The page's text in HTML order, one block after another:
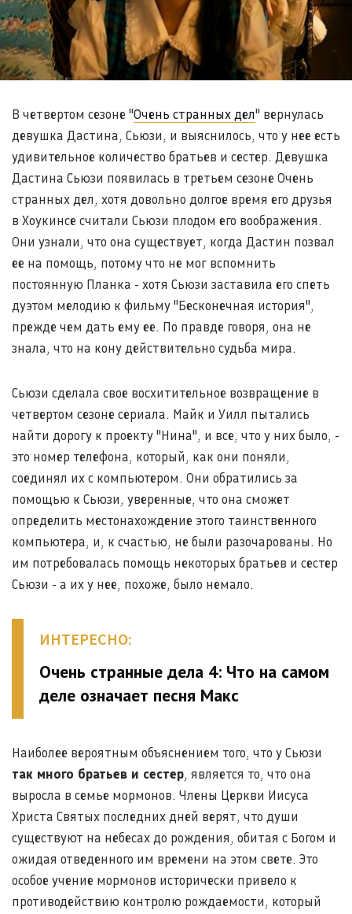
В четвертом сезоне "Очень странных дел" вернулась
девушка Дастина, Сьюзи, и выяснилось, что у нее есть
удивительное количество братьев и сестер. Девушка
Дастина Сьюзи появилась в третьем сезоне Очень
странных дел, хотя довольно долгое время его друзья
в Хоукинсе считали Сьюзи плодом его воображения.
Они узнали, что она существует, когда Дастин позвал
ее на помощь, потому что не мог вспомнить
постоянную Планка - хотя Сьюзи заставила его спеть
дуэтом мелодию к фильму "Бесконечная история",
прежде чем дать ему ее. По правде говоря, она не
знала, что на кону действительно судьба мира.
Сьюзи сделала свое восхитительное возвращение в
четвертом сезоне сериала. Майк и Уилл пытались
найти дорогу к проекту "Нина", и все, что у них было, -
это номер телефона, который, как они поняли,
соединял их с компьютером. Они обратились за
помощью к Сьюзи, уверенные, что она сможет
определить местонахождение этого таинственного
компьютера, и, к счастью, не были разочарованы. Но
им потребовалась помощь некоторых братьев и сестер
Сьюзи - а их у нее, похоже, было немало.
ИНТЕРЕСНО:
Очень странные дела 4: Что на самом
деле означает песня Макс
Наиболее вероятным объяснением того, что у Сьюзи
так много братьев и сестер, является то, что она
выросла в семье мормонов. Члены Церкви Иисуса
Христа Святых последних дней верят, что души
существуют на небесах до рождения, обитая с Богом и
ожидая отведенного им времени на этом свете. Это
особое учение мормонов исторически привело к
противодействию контролю рождаемости, который